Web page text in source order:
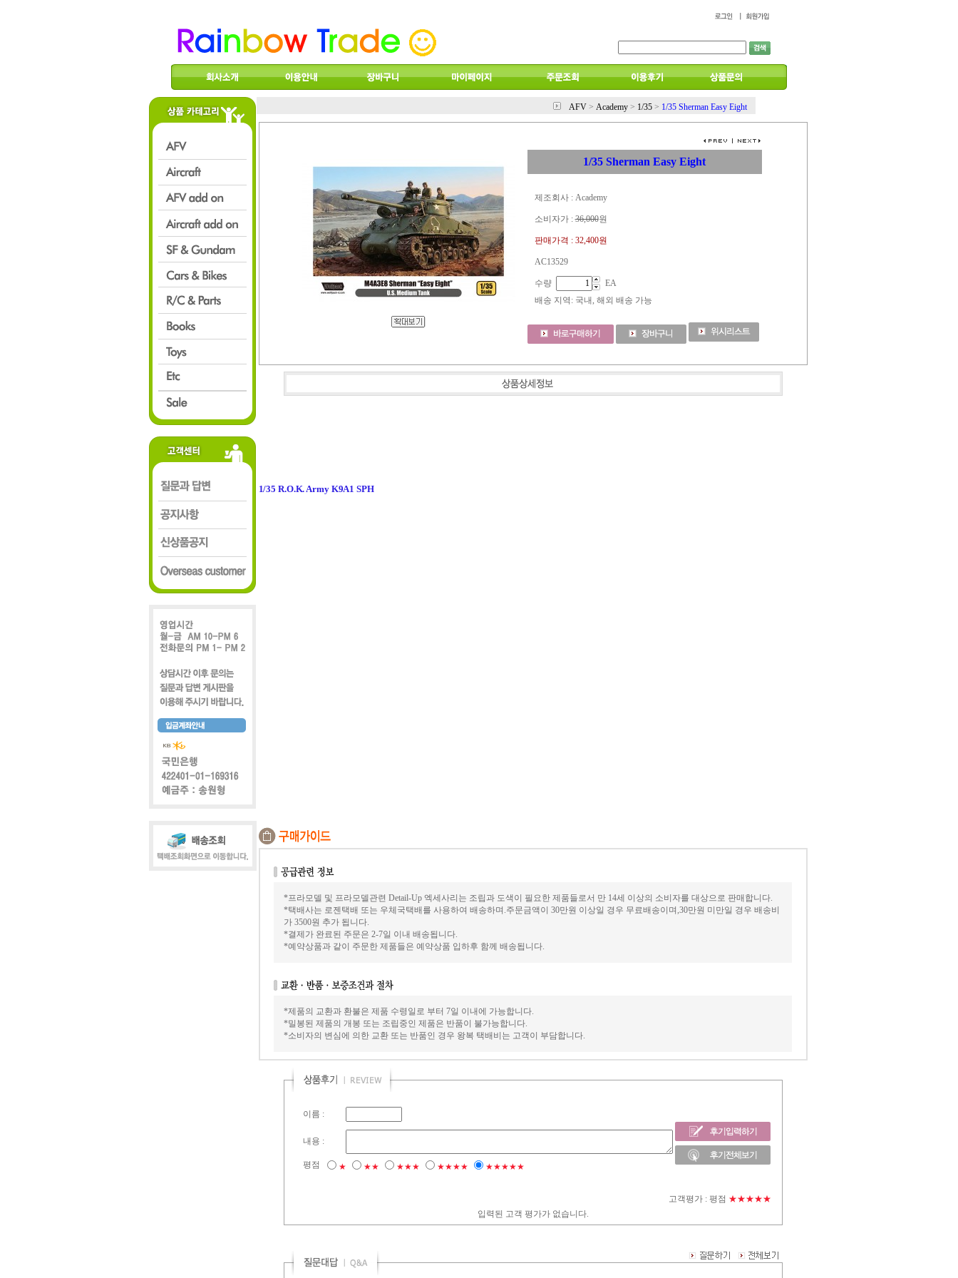
AFV > Academy > 1/35 > 1/35 Sherman Easy Eight
1/35 Sherman Easy Eight
제조회사 : Academy
소비자가 :36,000원
판매가격 : 32,400원
AC13529
수량
EA
배송 지역 : 국내, 해외 배송 가능
1/35 R.O.K. Army K9A1 SPH
*프라모델 및 프라모델관련 Detail-Up 엑세사리는 조립과 도색이 필요한 제품들로서 만 14세 이상의 소비자를 대상으로 판매합니다.
*택배사는 로젠택배 또는 우체국택배를 사용하여 배송하며.주문금액이 30만원 이상일 경우 무료배송이며,30만원 미만일 경우 배송비
가 3500원 추가 됩니다.
*결제가 완료된 주문은 2-7일 이내 배송됩니다.
*예약상품과 같이 주문한 제품들은 예약상품 입하후 함께 배송됩니다.
*제품의 교환과 환불은 제품 수령일로 부터 7일 이내에 가능합니다.
*밀봉된 제품의 개봉 또는 조립중인 제품은 반품이 불가능합니다.
*소비자의 변심에 의한 교환 또는 반품인 경우 왕복 택배비는 고객이 부담합니다.
이름 :
내용 :
평점 ★ ★★ ★★★ ★★★★ ★★★★★
고객평가 : 평점 ★★★★★
입력된 고객 평가가 없습니다.